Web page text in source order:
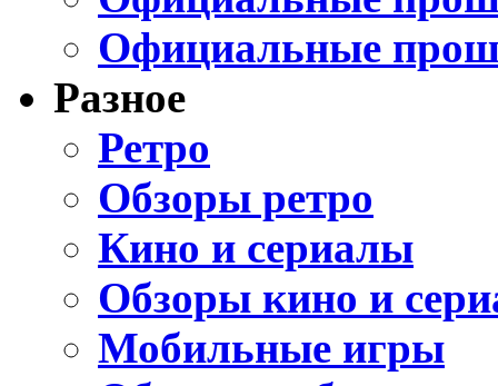
Официальные
Разное
Ретро
Обзоры ретро
Кино и сериалы
Обзоры кино и
Мобильные игры